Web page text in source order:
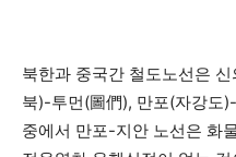
북한과 중국간 철도노선은
북)-투먼(圖們), 만포(자강도
중에서 만포-지안 노선은 화